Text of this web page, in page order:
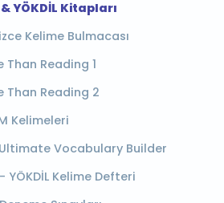
& YÖKDİL Kitapları
Kelime Bulmacası
Than Reading 1
Than Reading 2
Kelimeleri
Vocabulary Builder
YÖKDİL Kelime Defteri